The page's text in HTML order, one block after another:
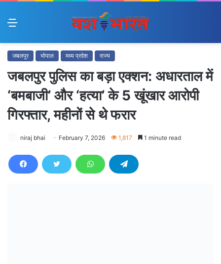
Menu
जबलपुर भोपाल मध्य प्रदेश राज्य
जबलपुर पुलिस का बड़ा एक्शन: अधारताल में
‘बमबाजी’ और ‘हत्या’ के 5 खूंखार आरोपी
गिरफ्तार, महीनों से थे फरार
niraj bhai February 7, 2026 1,817 1 minute read